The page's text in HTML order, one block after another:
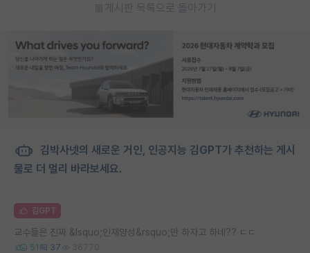
게시판 목록으로 돌아가기
김박사넷의 새로운 거인, 인공지능 김GPT가 추천하는 게시
물로 더 멀리 바라보세요.
김GPT
교수들은 진짜 &lsquo;인재양성&rsquo;만 하자고 하네?? ㄷㄷ
51 37 36770